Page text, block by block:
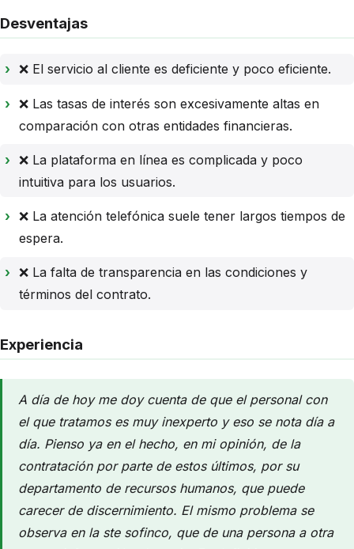
Desventajas
❌ El servicio al cliente es deficiente y poco eficiente.
❌ Las tasas de interés son excesivamente altas en
comparación con otras entidades financieras.
❌ La plataforma en línea es complicada y poco
intuitiva para los usuarios.
❌ La atención telefónica suele tener largos tiempos de
espera.
❌ La falta de transparencia en las condiciones y
términos del contrato.
Experiencia
A día de hoy me doy cuenta de que el personal con
el que tratamos es muy inexperto y eso se nota día a
día. Pienso ya en el hecho, en mi opinión, de la
contratación por parte de estos últimos, por su
departamento de recursos humanos, que puede
carecer de discernimiento. El mismo problema se
observa en la ste sofinco, que de una persona a otra